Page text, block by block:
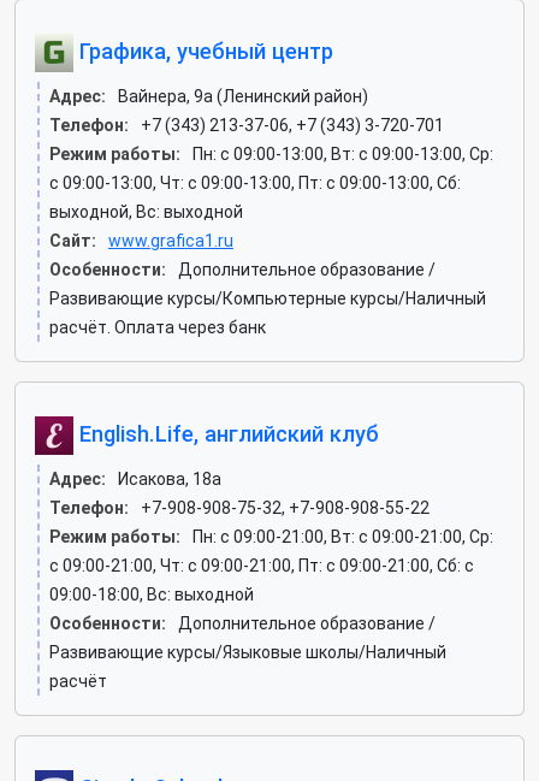
Графика, учебный центр
Адрес:
Вайнера, 9а (Ленинский район)
Телефон:
+7 (343) 213-37-06, +7 (343) 3-720-701
Режим работы:
Пн: c 09:00-13:00, Вт: c 09:00-13:00, Ср:
c 09:00-13:00, Чт: c 09:00-13:00, Пт: c 09:00-13:00, Сб:
выходной, Вс: выходной
Сайт:
www.grafica1.ru
Особенности:
Дополнительное образование /
Развивающие курсы/Компьютерные курсы/Наличный
расчёт. Оплата через банк
English.Life, английский клуб
Адрес:
Исакова, 18а
Телефон:
+7-908-908-75-32, +7-908-908-55-22
Режим работы:
Пн: c 09:00-21:00, Вт: c 09:00-21:00, Ср:
c 09:00-21:00, Чт: c 09:00-21:00, Пт: c 09:00-21:00, Сб: c
09:00-18:00, Вс: выходной
Особенности:
Дополнительное образование /
Развивающие курсы/Языковые школы/Наличный
расчёт